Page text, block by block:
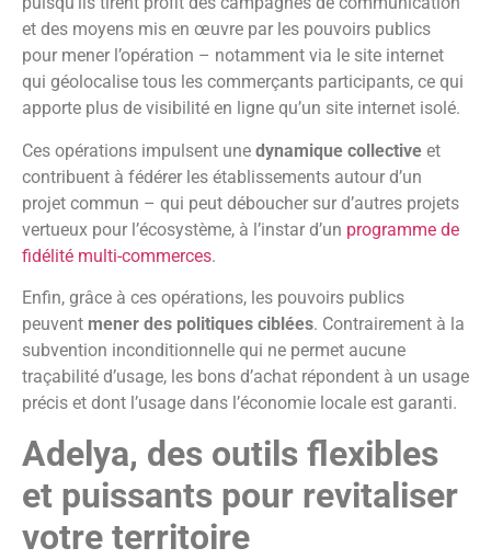
et des moyens mis en œuvre par les pouvoirs publics
pour mener l’opération – notamment via le site internet
qui géolocalise tous les commerçants participants, ce qui
apporte plus de visibilité en ligne qu’un site internet isolé.
Ces opérations impulsent une dynamique collective et
contribuent à fédérer les établissements autour d’un
projet commun – qui peut déboucher sur d’autres projets
vertueux pour l’écosystème, à l’instar d’un programme de
fidélité multi-commerces.
Enfin, grâce à ces opérations, les pouvoirs publics
peuvent mener des politiques ciblées. Contrairement à la
subvention inconditionnelle qui ne permet aucune
traçabilité d’usage, les bons d’achat répondent à un usage
précis et dont l’usage dans l’économie locale est garanti.
Adelya, des outils flexibles
et puissants pour revitaliser
votre territoire